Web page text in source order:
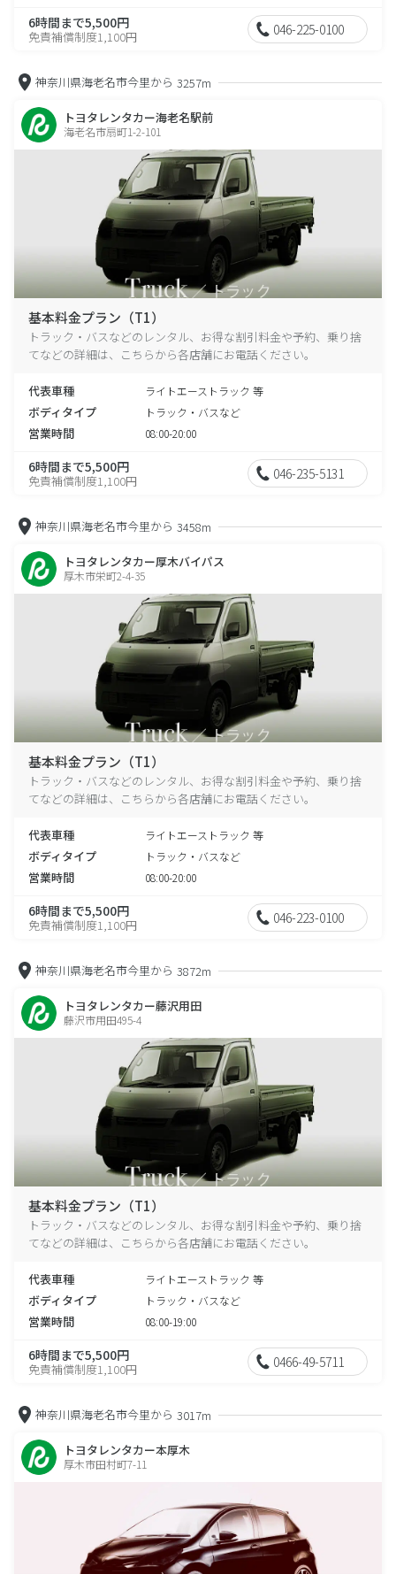
6時間まで5,500円
免責補償制度1,100円 046-225-0100
神奈川県海老名市今里から 3257m
トヨタレンタカー海老名駅前
海老名市扇町1-2-101
基本料金プラン（T1）
トラック・バスなどのレンタル、お得な割引料金や予約、乗り捨
てなどの詳細は、こちらから各店舗にお電話ください。
代表車種 ライトエーストラック 等
ボディタイプ トラック・バスなど
営業時間 08:00-20:00
6時間まで5,500円
免責補償制度1,100円 046-235-5131
神奈川県海老名市今里から 3458m
トヨタレンタカー厚木バイパス
厚木市栄町2-4-35
基本料金プラン（T1）
トラック・バスなどのレンタル、お得な割引料金や予約、乗り捨
てなどの詳細は、こちらから各店舗にお電話ください。
代表車種 ライトエーストラック 等
ボディタイプ トラック・バスなど
営業時間 08:00-20:00
6時間まで5,500円
免責補償制度1,100円 046-223-0100
神奈川県海老名市今里から 3872m
トヨタレンタカー藤沢用田
藤沢市用田495-4
基本料金プラン（T1）
トラック・バスなどのレンタル、お得な割引料金や予約、乗り捨
てなどの詳細は、こちらから各店舗にお電話ください。
代表車種 ライトエーストラック 等
ボディタイプ トラック・バスなど
営業時間 08:00-19:00
6時間まで5,500円
免責補償制度1,100円 0466-49-5711
神奈川県海老名市今里から 3017m
トヨタレンタカー本厚木
厚木市田村町7-11